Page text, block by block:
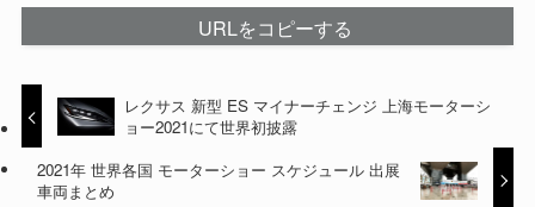
URLをコピーする
レクサス 新型 ES マイナーチェンジ 上海モーターシ
ョー2021にて世界初披露
2021年 世界各国 モーターショー スケジュール 出展
車両まとめ